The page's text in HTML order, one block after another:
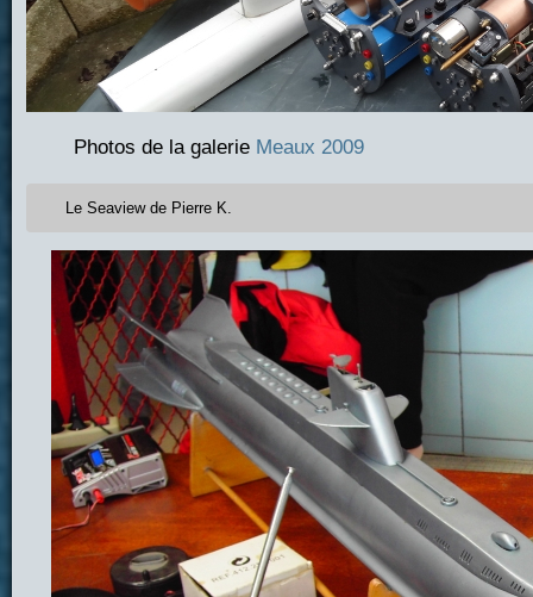
Photos de la galerie Meaux 2009
Le Seaview de Pierre K.